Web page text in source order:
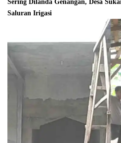
Sering Dilanda Genangan, Desa
Saluran Irigasi